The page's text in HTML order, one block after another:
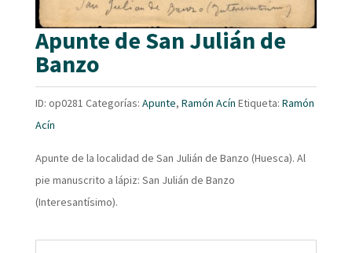
Apunte de San Julián de
Banzo
ID: op0281 Categorías: Apunte, Ramón Acín Etiqueta: Ramón
Acín
Apunte de la localidad de San Julián de Banzo (Huesca). Al
pie manuscrito a lápiz: San Julián de Banzo
(Interesantísimo).